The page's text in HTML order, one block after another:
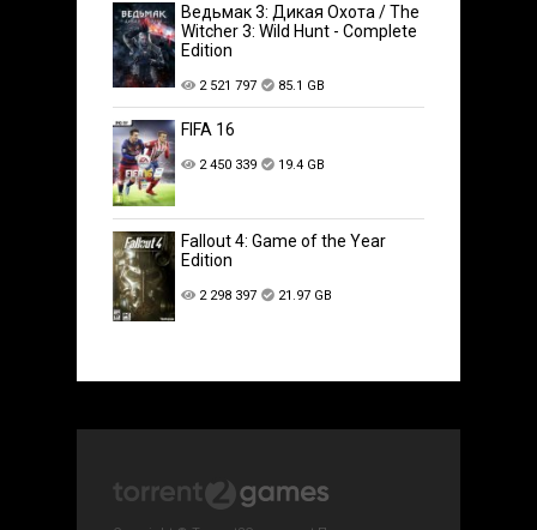
Ведьмак 3: Дикая Охота / The
Witcher 3: Wild Hunt - Complete
Edition
2 521 797 85.1 GB
FIFA 16
2 450 339 19.4 GB
Fallout 4: Game of the Year
Edition
2 298 397 21.97 GB